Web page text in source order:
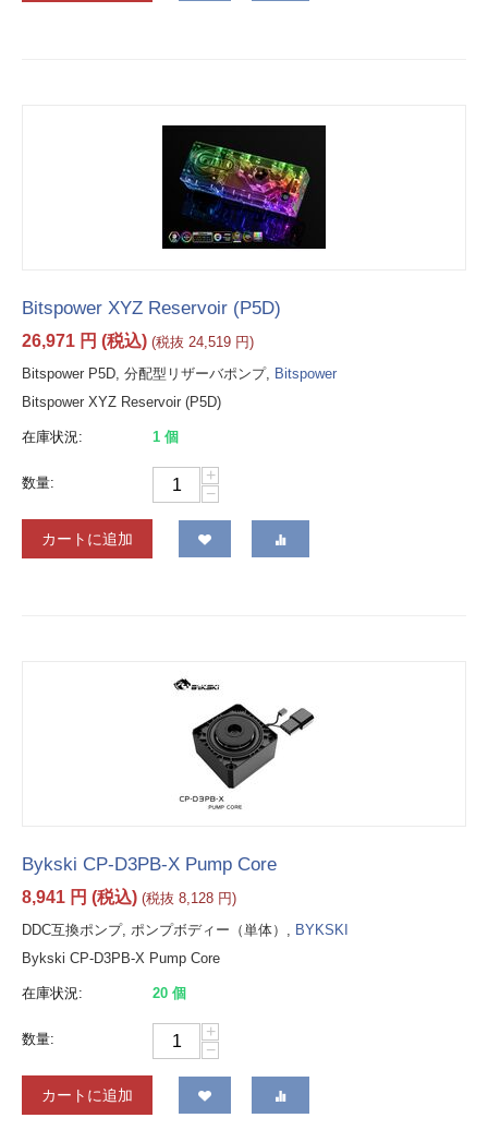
Bitspower XYZ Reservoir (P5D)
26,971 円 (税込) (税抜 24,519 円)
Bitspower P5D, 分配型リザーバポンプ, Bitspower
Bitspower XYZ Reservoir (P5D)
在庫状況: 1 個
数量:
+
−
カートに追加
Bykski CP-D3PB-X Pump Core
8,941 円 (税込) (税抜 8,128 円)
DDC互換ポンプ, ポンプボディー（単体）, BYKSKI
Bykski CP-D3PB-X Pump Core
在庫状況: 20 個
数量:
+
−
カートに追加